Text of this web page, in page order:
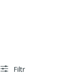
Filtr